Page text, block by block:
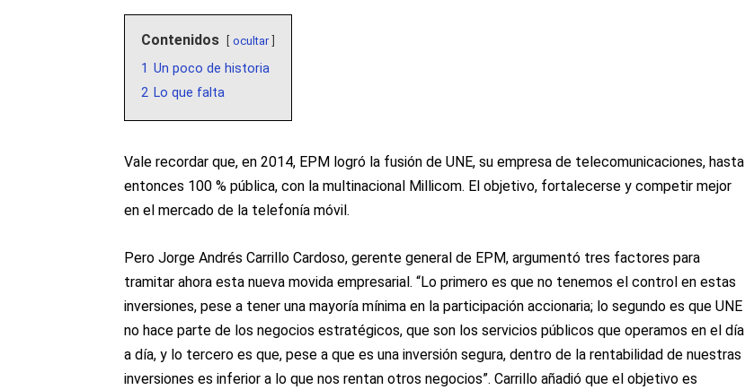
Contenidos ocultar
1 Un poco de historia
2 Lo que falta
Vale recordar que, en 2014, EPM logró la fusión de UNE, su empresa de telecomunicaciones, hasta
entonces 100 % pública, con la multinacional Millicom. El objetivo, fortalecerse y competir mejor
en el mercado de la telefonía móvil.
Pero Jorge Andrés Carrillo Cardoso, gerente general de EPM, argumentó tres factores para
tramitar ahora esta nueva movida empresarial. “Lo primero es que no tenemos el control en estas
inversiones, pese a tener una mayoría mínima en la participación accionaria; lo segundo es que UNE
no hace parte de los negocios estratégicos, que son los servicios públicos que operamos en el día
a día, y lo tercero es que, pese a que es una inversión segura, dentro de la rentabilidad de nuestras
inversiones es inferior a lo que nos rentan otros negocios”. Carrillo añadió que el objetivo es